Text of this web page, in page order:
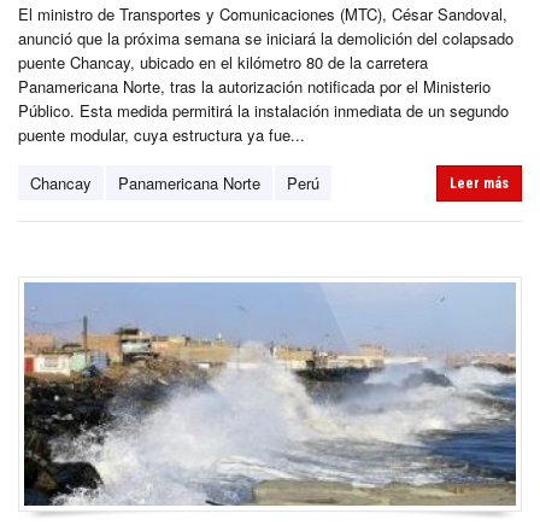
El ministro de Transportes y Comunicaciones (MTC), César Sandoval,
anunció que la próxima semana se iniciará la demolición del colapsado
puente Chancay, ubicado en el kilómetro 80 de la carretera
Panamericana Norte, tras la autorización notificada por el Ministerio
Público. Esta medida permitirá la instalación inmediata de un segundo
puente modular, cuya estructura ya fue...
Chancay Panamericana Norte Perú Leer más